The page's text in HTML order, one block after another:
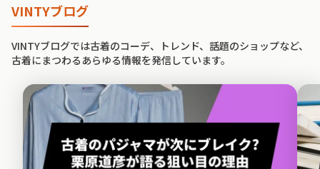
VINTYブログ
VINTYブログでは古着のコーデ、トレンド、話題のショップなど、
古着にまつわるあらゆる情報を発信しています。